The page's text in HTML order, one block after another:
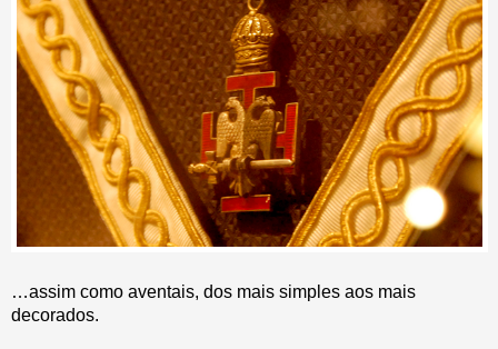
…assim como aventais, dos mais simples aos mais
decorados.